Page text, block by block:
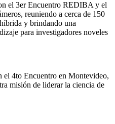
el 3er Encuentro REDIBA y el
reuniendo a cerca de 150
y brindando una
para investigadores noveles
el 4to Encuentro en Montevideo,
misión de liderar la ciencia de